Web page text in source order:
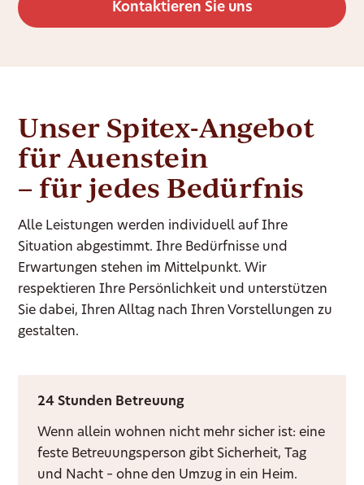
Kontaktieren Sie uns
Unser Spitex-Angebot
für Auenstein
– für jedes Bedürfnis
Alle Leistungen werden individuell auf Ihre
Situation abgestimmt. Ihre Bedürfnisse und
Erwartungen stehen im Mittelpunkt. Wir
respektieren Ihre Persönlichkeit und unterstützen
Sie dabei, Ihren Alltag nach Ihren Vorstellungen zu
gestalten.
24 Stunden Betreuung
Wenn allein wohnen nicht mehr sicher ist: eine
feste Betreuungsperson gibt Sicherheit, Tag
und Nacht – ohne den Umzug in ein Heim.